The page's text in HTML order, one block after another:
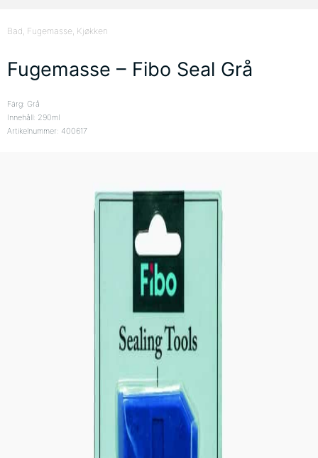
Bad , Fugemasse , Kjøkken
Fugemasse – Fibo Seal Grå
Färg: Grå
Innehåll: 290ml
Artikelnummer: 400617